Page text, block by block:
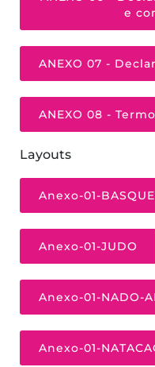
e
ANEXO 07 -
ANEXO 08 -
Layouts
Anexo-01-
Anexo-01-JUDO
Anexo-01-NADO-
Anexo-01-